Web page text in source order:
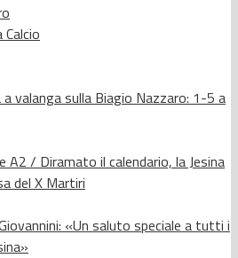
a valanga sulla Biagio Nazzaro: 1-5 a
A2 / Diramato il calendario, la Jesina
del X Martiri
«Un saluto speciale a tutti i